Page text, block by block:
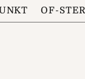
OF-